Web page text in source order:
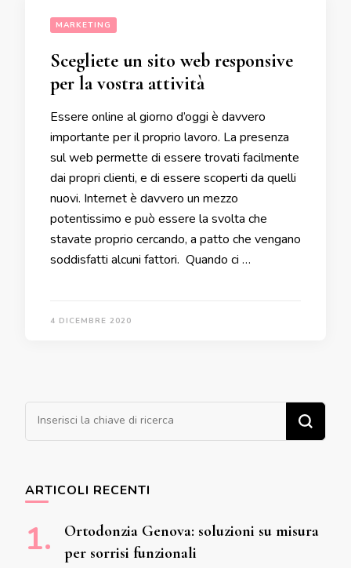
MARKETING
Scegliete un sito web responsive
per la vostra attività
Essere online al giorno d’oggi è davvero
importante per il proprio lavoro. La presenza
sul web permette di essere trovati facilmente
dai propri clienti, e di essere scoperti da quelli
nuovi. Internet è davvero un mezzo
potentissimo e può essere la svolta che
stavate proprio cercando, a patto che vengano
soddisfatti alcuni fattori. Quando ci …
4 DICEMBRE 2020
Cerchi qualcosa?
ARTICOLI RECENTI
Ortodonzia Genova: soluzioni su misura
per sorrisi funzionali